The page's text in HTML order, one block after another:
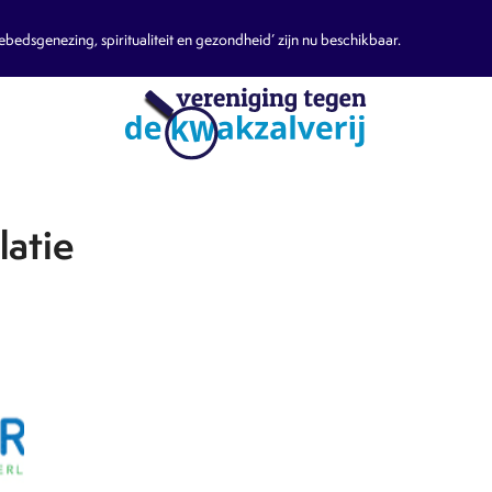
spiritualiteit en gezondheid’ zijn nu beschikbaar.